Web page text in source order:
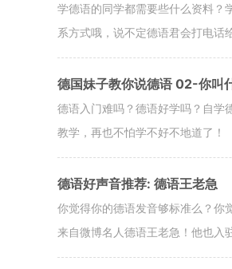
学德语的同学都需要些什么资料？
系方式哦，说不定德语君会打电话
德国妹子教你说德语 02-你叫
德语入门难吗？德语好学吗？自学
教学，再也不怕学不好不地道了！
德语好声音推荐: 德语王老急
你觉得你的德语发音够标准么？你
来自微博名人德语王老急！他也入